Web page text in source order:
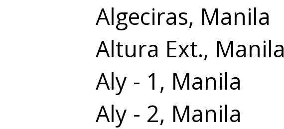
Algeciras, Manila
Altura Ext., Manila
Aly - 1, Manila
Aly - 2, Manila